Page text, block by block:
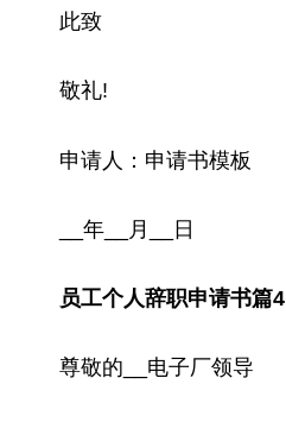
此致
敬礼!
申请人：申请书模板
__年__月__日
员工个人辞职申请书篇4
尊敬的__电子厂领导